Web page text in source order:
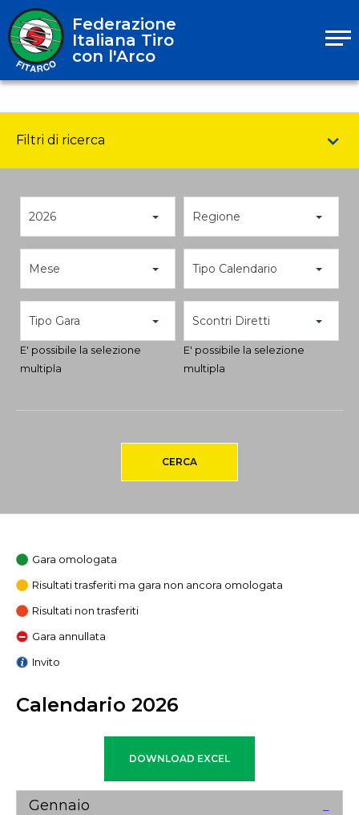
Federazione
Italiana Tiro
con l'Arco
Filtri di ricerca
2026 Regione
Mese Tipo Calendario
Tipo Gara
E' possibile la selezione
multipla
Scontri Diretti
E' possibile la selezione
multipla
CERCA
Gara omologata
Risultati trasferiti ma gara non ancora omologata
Risultati non trasferiti
Gara annullata
Invito
Calendario 2026
Gennaio